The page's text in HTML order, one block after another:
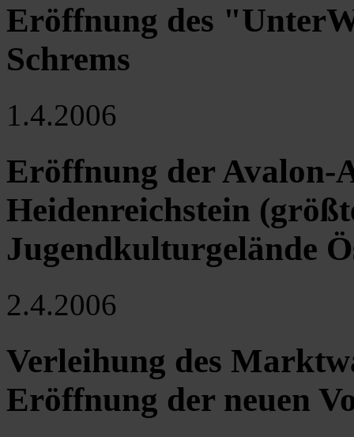
Eröffnung des
Schrems
1.4.2006
Eröffnung der Avalon-
Heidenreichstein
Jugendkulturgelände
2.4.2006
Verleihung des
Eröffnung der neuen